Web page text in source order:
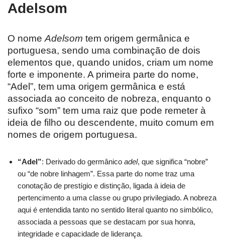
Adelsom
O nome Adelsom tem origem germânica e
portuguesa, sendo uma combinação de dois
elementos que, quando unidos, criam um nome
forte e imponente. A primeira parte do nome,
“Adel”, tem uma origem germânica e está
associada ao conceito de nobreza, enquanto o
sufixo “som” tem uma raiz que pode remeter à
ideia de filho ou descendente, muito comum em
nomes de origem portuguesa.
“Adel”: Derivado do germânico adel, que significa “nobre”
ou “de nobre linhagem”. Essa parte do nome traz uma
conotação de prestígio e distinção, ligada à ideia de
pertencimento a uma classe ou grupo privilegiado. A nobreza
aqui é entendida tanto no sentido literal quanto no simbólico,
associada a pessoas que se destacam por sua honra,
integridade e capacidade de liderança.